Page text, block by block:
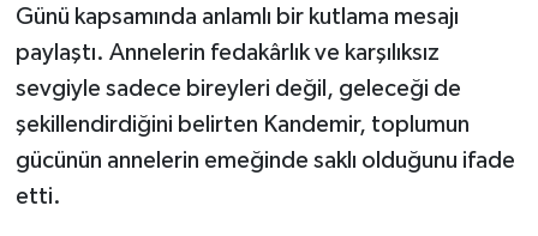
Günü kapsamında anlamlı bir kutlama mesajı
paylaştı. Annelerin fedakârlık ve karşılıksız
sevgiyle sadece bireyleri değil, geleceği de
şekillendirdiğini belirten Kandemir, toplumun
gücünün annelerin emeğinde saklı olduğunu ifade
etti.